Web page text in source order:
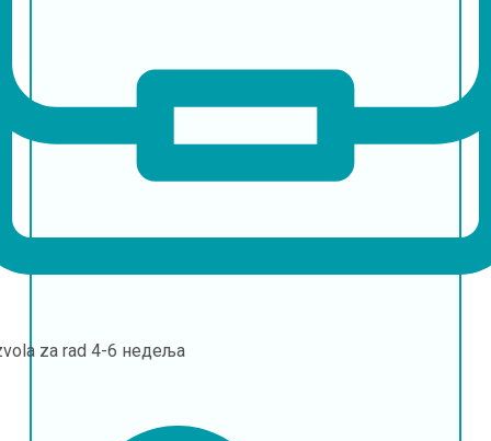
za rad 4-6 недеља